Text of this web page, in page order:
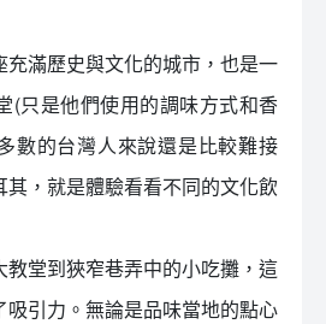
滿歷史與文化的城市，也是一
(只是他們使用的調味方式和香
數的台灣人來說還是比較難接
其，就是體驗看看不同的文化飲
堂到狹窄巷弄中的小吃攤，這
吸引力。無論是品味當地的點心